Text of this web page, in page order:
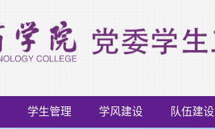
学生管理 学风建设 队伍建设